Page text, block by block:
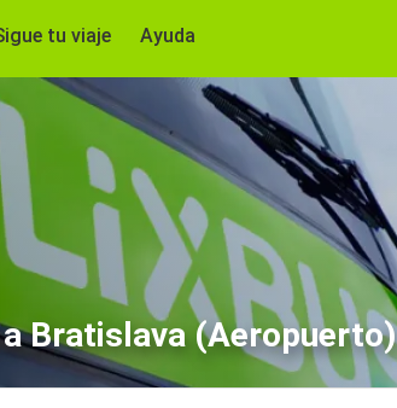
tu viaje Ayuda
Bratislava (Aeropuerto)